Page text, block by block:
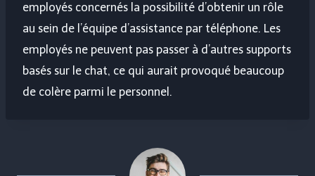
employés concernés la possibilité d’obtenir un rôle
au sein de l’équipe d’assistance par téléphone. Les
employés ne peuvent pas passer à d’autres supports
basés sur le chat, ce qui aurait provoqué beaucoup
de colère parmi le personnel.